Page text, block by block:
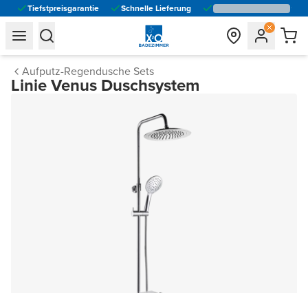
Tiefstpreisgarantie Schnelle Lieferung
general.navigation.toggle_menu.label
general.navigation.toggle_menu.label
Aufputz-Regendusche Sets
Linie Venus Duschsystem